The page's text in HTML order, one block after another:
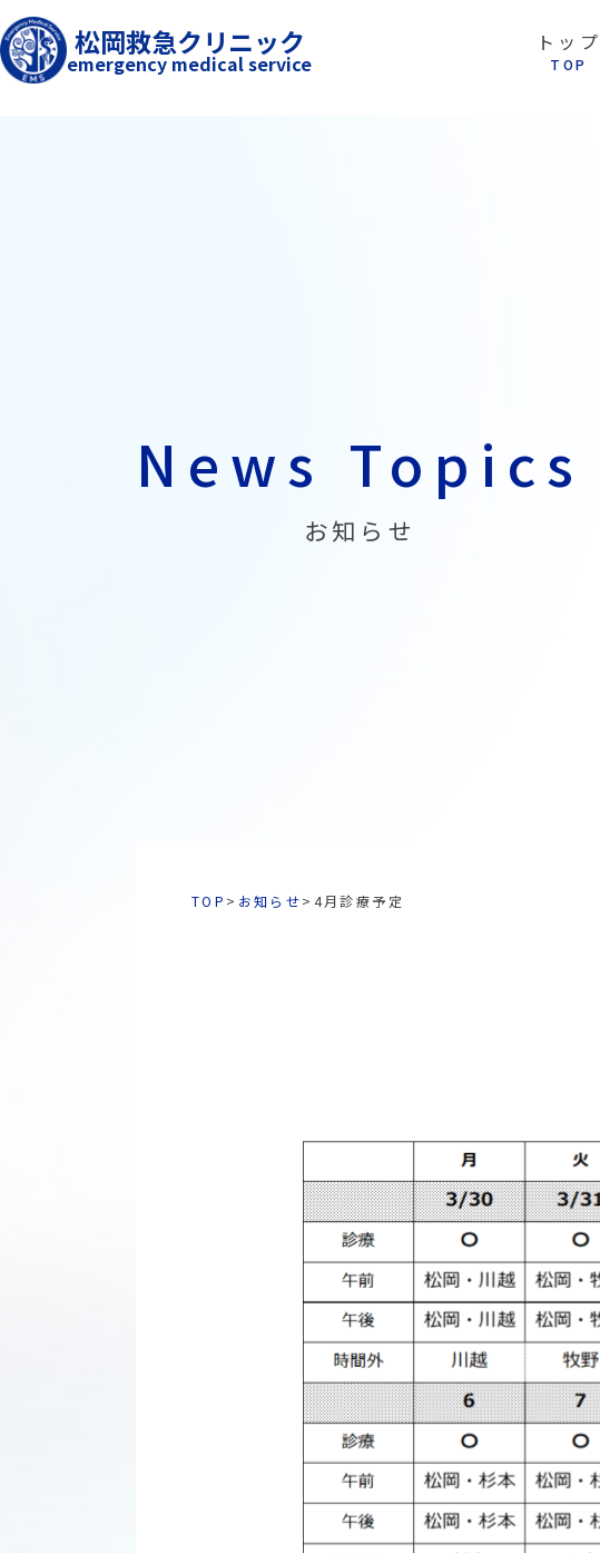
松岡救急クリニック
emergency medical service
トップ
T OP
News Topics
お知らせ
TOP > お知らせ> 4月診療予定